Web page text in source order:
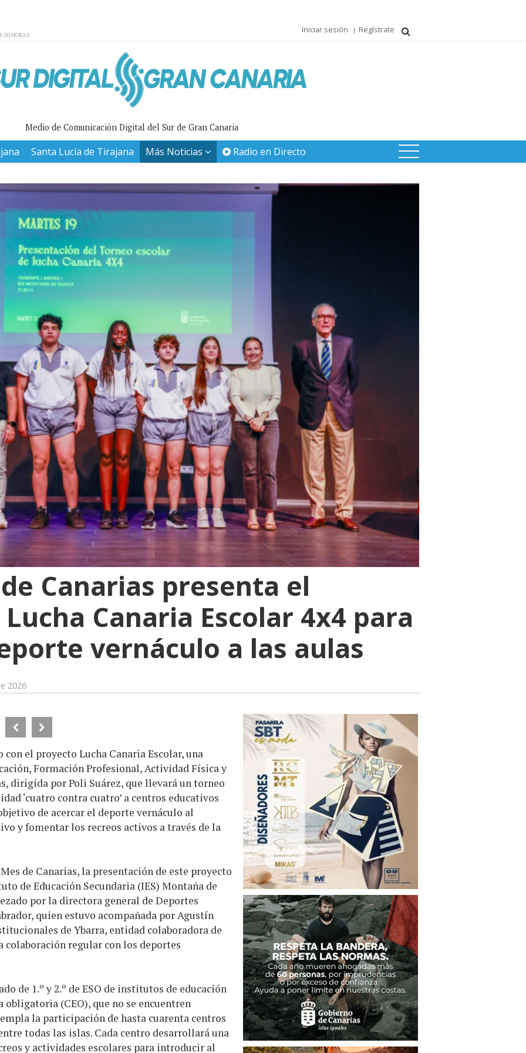
HORAS
Iniciar sesión Regístrate
Medio de Comunicación Digital del Sur de Gran Canaria
Santa Lucía de Tirajana Más Noticias Radio en Directo
Canarias presenta el
Canaria Escolar 4x4 para
vernáculo a las aulas
2026
el proyecto Lucha Canaria Escolar, una
Formación Profesional, Actividad Física y
dirigida por Poli Suárez, que llevará un torneo
‘cuatro contra cuatro’ a centros educativos
de acercar el deporte vernáculo al
y fomentar los recreos activos a través de la
de Canarias, la presentación de este proyecto
de Educación Secundaria (IES) Montaña de
por la directora general de Deportes
quien estuvo acompañada por Agustín
de Ybarra, entidad colaboradora de
regular con los deportes
de 1.º y 2.º de ESO de institutos de educación
obligatoria (CEO), que no se encuentren
la participación de hasta cuarenta centros
todas las islas. Cada centro desarrollará una
y actividades escolares para introducir al